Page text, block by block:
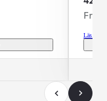
Läs mer